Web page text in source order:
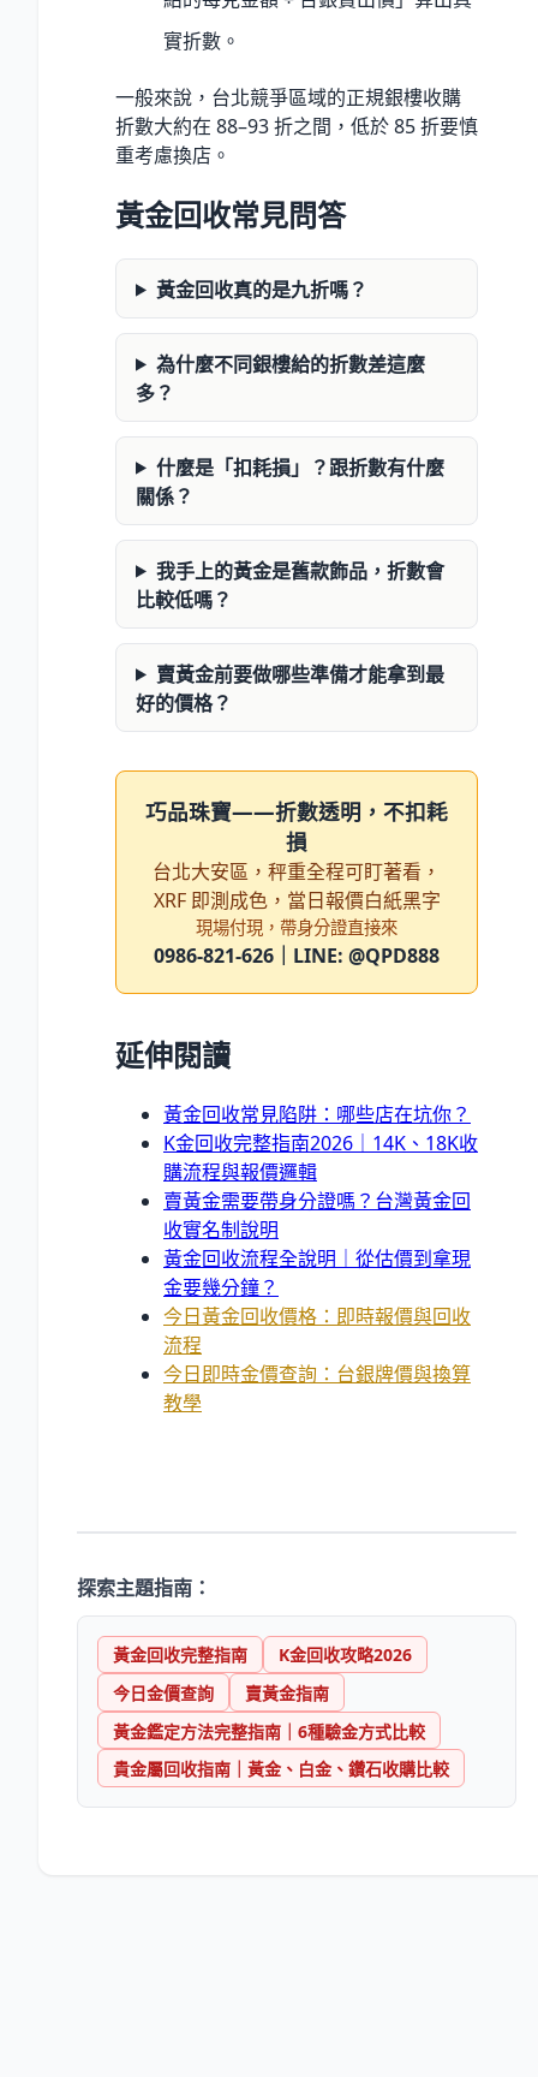
實折數。
一般來說，台北競爭區域的正規銀樓收購
折數大約在 88–93 折之間，低於 85 折要慎
重考慮換店。
黃金回收常見問答
黃金回收真的是九折嗎？
為什麼不同銀樓給的折數差這麼
多？
什麼是「扣耗損」？跟折數有什麼
關係？
我手上的黃金是舊款飾品，折數會
比較低嗎？
賣黃金前要做哪些準備才能拿到最
好的價格？
巧品珠寶——折數透明，不扣耗
損
台北大安區，秤重全程可盯著看，
XRF 即測成色，當日報價白紙黑字
現場付現，帶身分證直接來
0986-821-626｜LINE: @QPD888
延伸閱讀
黃金回收常見陷阱：哪些店在坑你？
K金回收完整指南2026｜14K、18K收
購流程與報價邏輯
賣黃金需要帶身分證嗎？台灣黃金回
收實名制說明
黃金回收流程全說明｜從估價到拿現
金要幾分鐘？
今日黃金回收價格：即時報價與回收
流程
今日即時金價查詢：台銀牌價與換算
教學
探索主題指南：
黃金回收完整指南
K金回收攻略2026
今日金價查詢
賣黃金指南
黃金鑑定方法完整指南｜6種驗金方式比較
貴金屬回收指南｜黃金、白金、鑽石收購比較